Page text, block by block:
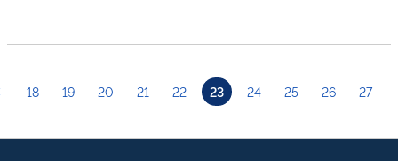
18 19 20 21 22 23 24 25 26 27